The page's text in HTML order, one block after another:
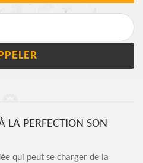
LA PERFECTION SON
qui peut se charger de la